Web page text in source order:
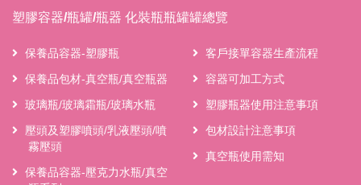
塑膠容器/瓶罐/瓶器 化裝瓶瓶罐罐總覽
保養品容器-塑膠瓶
保養品包材-真空瓶/真空瓶器
玻璃瓶/玻璃霜瓶/玻璃水瓶
壓頭及塑膠噴頭/乳液壓頭/噴
霧壓頭
保養品容器-壓克力水瓶/真空
客戶接單容器生產流程
容器可加工方式
塑膠瓶器使用注意事項
包材設計注意事項
真空瓶使用需知